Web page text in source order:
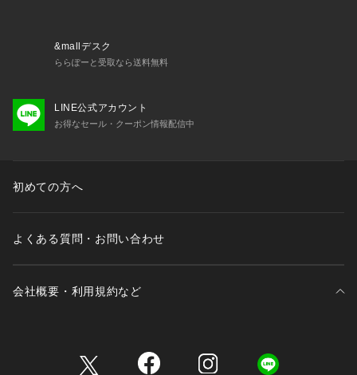
&mallデスク
ららぽーと受取なら送料無料
LINE公式アカウント
お得なセール・クーポン情報配信中
初めての方へ
よくある質問・お問い合わせ
会社概要・利用規約など